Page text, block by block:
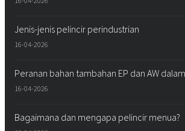
Jenis-jenis pelincir perindustrian
16-04-2026
Peranan bahan tambahan EP dan AW
16-04-2026
Bagaimana dan mengapa pelincir menua?